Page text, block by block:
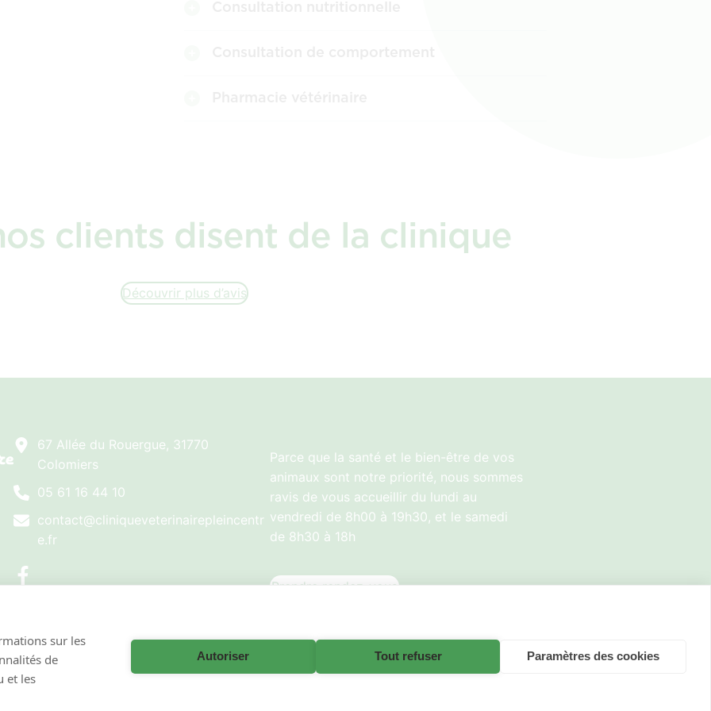
sur les
de
et les
Autoriser Tout refuser Paramètres des cookies
clients disent de la clinique
Découvrir plus d’avis
67 Allée du Rouergue, 31770
Colomiers
05 61 16 44 10
contact@cliniqueveterinairepleincentr
e.fr
Parce que la santé et le bien-être de vos
animaux sont notre priorité, nous sommes
ravis de vous accueillir du lundi au
vendredi de 8h00 à 19h30, et le samedi
de 8h30 à 18h
Prendre rendez-vous
Conditions générales de fonctionnement – La clinique vétérinaire Plein Centre fait partie de la
famille